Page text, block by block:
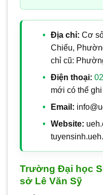
Địa chỉ: Cơ
Chiểu,
chỉ cũ:
Điện thoại:
mới có thể ghi
Email:
Website:
Trường Đại học
sở Lê Văn Sỹ